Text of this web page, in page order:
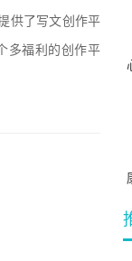
供了写文创作平
多福利的创作平